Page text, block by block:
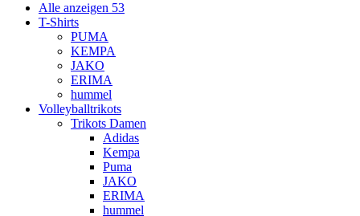
Alle anzeigen 53
T-Shirts
PUMA
KEMPA
JAKO
ERIMA
hummel
Volleyballtrikots
Trikots Damen
Adidas
Kempa
Puma
JAKO
ERIMA
hummel